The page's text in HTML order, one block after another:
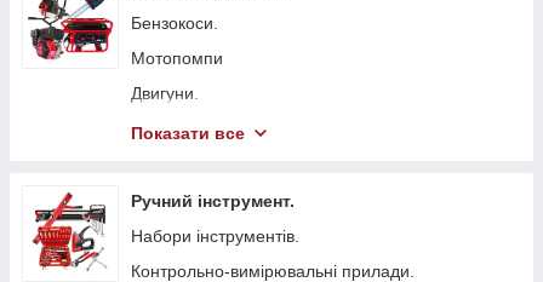
Стрічкові пили
Токарні станки
Гайковерти мережеві
Свердлильні верстати
Штроборізи
Плиткорізи.
Електроножиці
Бензокоси.
Мотопомпи
Двигуни.
Бензопили.
Віброплити
Бензинові газонокосарки.
Бетонорізи
Показати все
Ручний інструмент.
Набори інструментів.
Контрольно-вимірювальні прилади.